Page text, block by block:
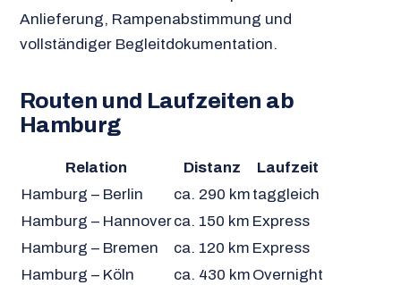
Anlieferung, Rampenabstimmung und
vollständiger Begleitdokumentation.
Routen und Laufzeiten ab
Hamburg
Relation Distanz
Laufzeit
Hamburg – Berlin
ca. 290 km taggleich
Hamburg – Hannoverca. 150 km Express
Hamburg – Bremen
ca. 120 km Express
Hamburg – Köln
ca. 430 km Overnight